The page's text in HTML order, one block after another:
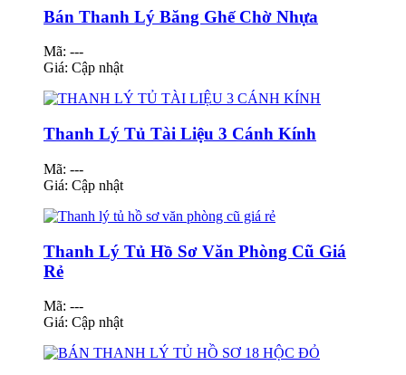
Bán Thanh Lý Băng Ghế Chờ Nhựa
Mã: ---
Giá: Cập nhật
Thanh Lý Tủ Tài Liệu 3 Cánh Kính
Mã: ---
Giá: Cập nhật
Thanh Lý Tủ Hồ Sơ Văn Phòng Cũ Giá
Rẻ
Mã: ---
Giá: Cập nhật